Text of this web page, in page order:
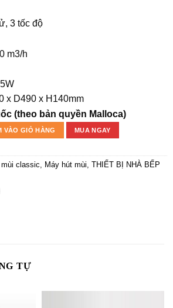
3 tốc độ
m3/h
x D490 x H140mm
(theo bản quyền Malloca)
H342.7 NEW số lượng
VÀO GIỎ HÀNG MUA NGAY
classic Máy hút mùi THIẾT BỊ NHÀ BẾP
TỰ